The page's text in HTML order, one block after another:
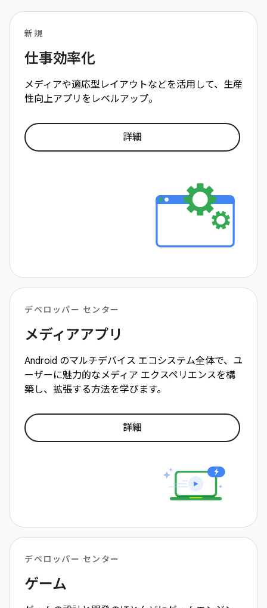
新規
仕事効率化
メディアや適応型レイアウトなどを活用して、生産
性向上アプリをレベルアップ。
詳細
デベロッパー センター
メディアアプリ
Android のマルチデバイス エコシステム全体で、ユ
ーザーに魅力的なメディア エクスペリエンスを構
築し、拡張する方法を学びます。
詳細
デベロッパー センター
ゲーム